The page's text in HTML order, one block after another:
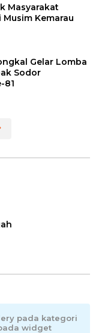
Masyarakat
Kemarau
Gelar Lomba
Sodor
81
pada kategori
widget